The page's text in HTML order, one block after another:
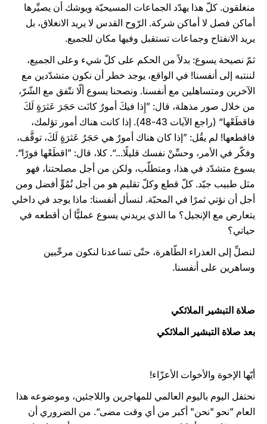
منغلقون. كلّ هذا يهدّد الجماعات المسيحيّة ويوشك أن يصيِّرها
أماكن فصل لا أماكن شركة. الرّوح القدس لا يريد الانغلاق، بل
يريد الانفتاح وجماعات تستقبل وفيها مكان للجميع.
ثمّ نصيحة يسوع: بدلاً من الحكم على كلّ شيء وعلى الجميع،
لننتبه إلى أنفسنا! في الواقع، يوجد خطر أن نكون متشدّدين مع
الآخرين ومتساهلين مع أنفسنا. ونصحنا يسوع ألّا نتّفق مع الشّرّ،
من خلال صور مذهلة، قال: ”إِذا فيكَ أمورٌ كانَت حَجَرَ عَثرَةٍ لَكَ
فاقطَعْها“ (راجع الآيات 43-48). إذا كانت هناك أمور تؤلمك،
فاقطعها! لم يقُل: ”إذا كان هناك أمورٌ هي حَجَرُ عَثرَةٍ لَكَ، توقَّف،
وفكّر في الأمر، وحسِّنْ نفسك قليلًا...“. كلا، قال: ”اقطَعْها فورًا“.
يسوع متشدّد في هذا، ومتطلّب، ولكن من أجل مصلحتنا، فهو
مثل طبيب جيّد. كلّ قطع وكلّ تقليم هو من أجل نُمُوٍّ أفضل ومن
أجل أن نؤتي ثمرًا في المحبّة. لنسأل أنفسنا: ماذا يوجد في داخلي
يتعارض مع الإنجيل؟ ما الذي يريدني يسوع عمليًّا أن أقطعه في
حياتي؟
لنصلِّ إلى العذراء الطّاهرة، حتّى تساعدنا لنكون مرحِّبين
وساهرين على أنفسنا.
صلاة التبشير الملائكي
بعد صلاة التبشير الملائكي
أيّها الإخوة والأخوات الأعزّاء!
نحتفل اليوم باليوم العالمي للمهاجرين واللاجئين، وموضوعه هذا
العام ”نحو "نحن" أكبر من أي وقت مضى“. من الضروري أن